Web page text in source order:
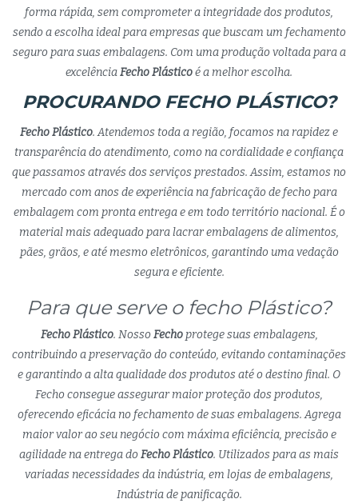
forma rápida, sem comprometer a integridade dos produtos,
sendo a escolha ideal para empresas que buscam um fechamento
seguro para suas embalagens. Com uma produção voltada para a
excelênciaFecho Plásticoé a melhor escolha.
PROCURANDO FECHO PLÁSTICO?
Fecho Plástico. Atendemos toda a região, focamos na rapidez e
transparência do atendimento, como na cordialidade e confiança
que passamos através dos serviços prestados. Assim, estamos no
mercado com anos de experiência na fabricação de fecho para
embalagem com pronta entrega e em todo território nacional. É o
material mais adequado para lacrar embalagens de alimentos,
pães, grãos, e até mesmo eletrônicos, garantindo uma vedação
segura e eficiente.
Para que serve o fecho Plástico?
Fecho Plástico. Nosso Fechoprotege suas embalagens,
contribuindo a preservação do conteúdo, evitando contaminações
e garantindo a alta qualidade dos produtos até o destino final. O
Fecho consegue assegurar maior proteção dos produtos,
oferecendo eficácia no fechamento de suas embalagens. Agrega
maior valor ao seu negócio com máxima eficiência, precisão e
agilidade na entrega do Fecho Plástico. Utilizados para as mais
variadas necessidades da indústria, em lojas de embalagens,
Indústria de panificação.